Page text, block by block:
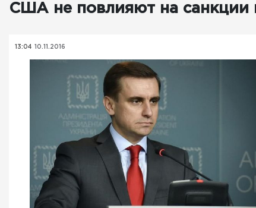
США не повлияют на санкции
13:04 10.11.2016